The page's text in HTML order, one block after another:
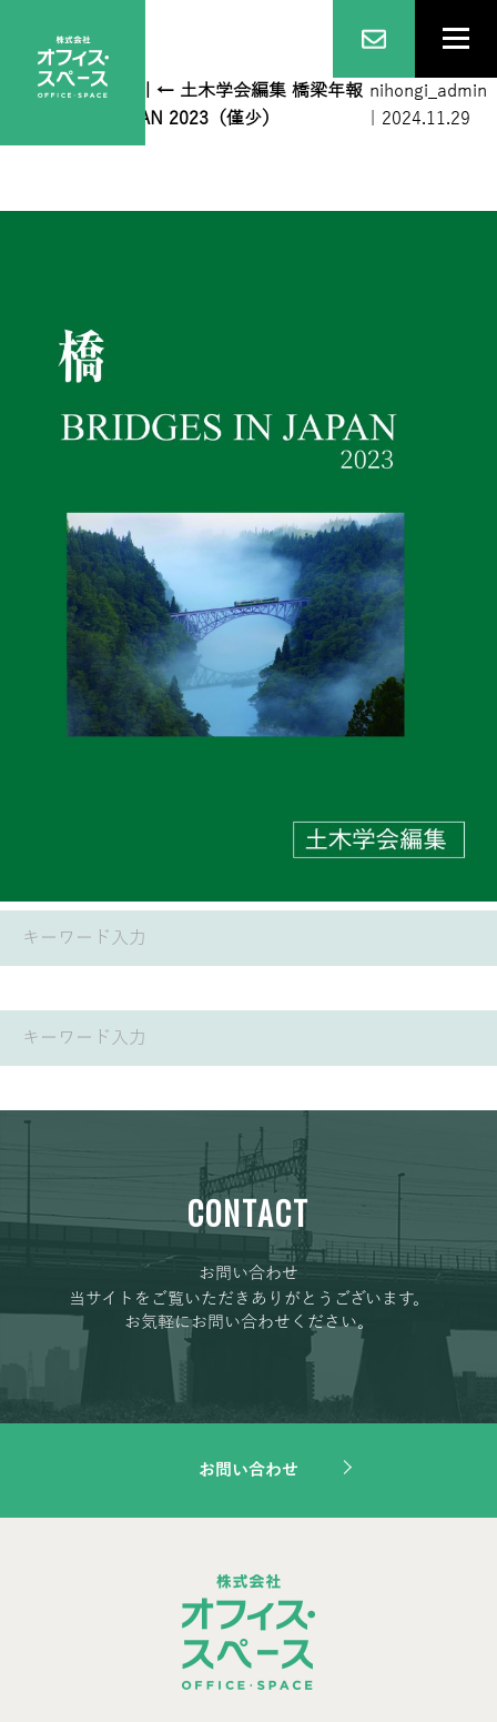
橋梁年報2023表1 ← 土木学会編集 橋梁年報
BRIDGES IN JAPAN 2023（僅少）
nihongi_admin
2024.11.29
CONTACT
お問い合わせ
当サイトをご覧いただきありがとうございます。
お気軽にお問い合わせください。
お問い合わせ